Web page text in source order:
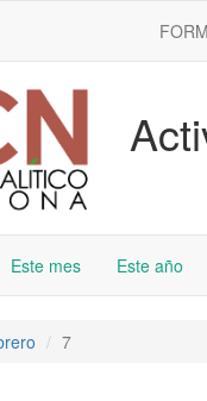
Este mes Este año
7